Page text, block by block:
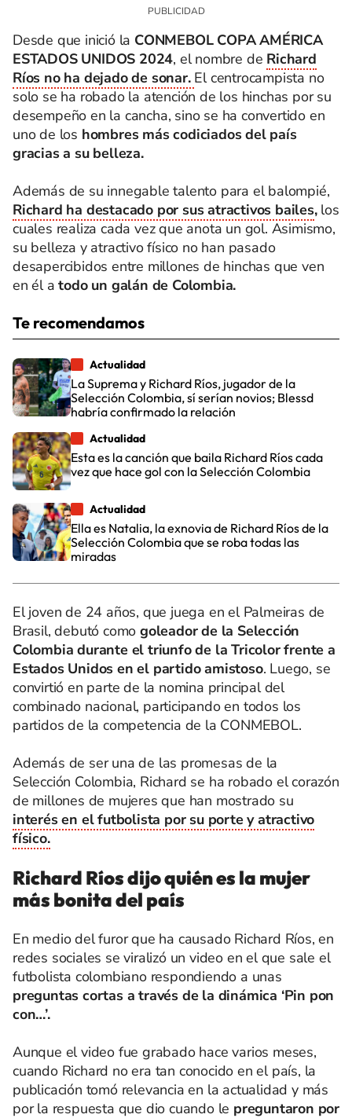
Desde que inició la CONMEBOL COPA AMÉRICA
ESTADOS UNIDOS 2024, el nombre de Richard
Ríos no ha dejado de sonar. El centrocampista no
solo se ha robado la atención de los hinchas por su
desempeño en la cancha, sino se ha convertido en
uno de los hombres más codiciados del país
gracias a su belleza.
Además de su innegable talento para el balompié,
Richard ha destacado por sus atractivos bailes,los
cuales realiza cada vez que anota un gol. Asimismo,
su belleza y atractivo físico no han pasado
desapercibidos entre millones de hinchas que ven
en él atodo un galán de Colombia.
Te recomendamos
Actualidad
La Suprema y Richard Ríos, jugador de la
Selección Colombia, sí serían novios; Blessd
habría confirmado la relación
Actualidad
Esta es la canción que baila Richard Ríos cada
vez que hace gol con la Selección Colombia
Actualidad
Ella es Natalia, la exnovia de Richard Ríos de la
Selección Colombia que se roba todas las
miradas
El joven de 24 años, que juega en el Palmeiras de
Brasil, debutó comogoleador de la Selección
Colombia durante el triunfo de la Tricolor frente a
Estados Unidos en el partido amistoso. Luego, se
convirtió en parte de la nomina principal del
combinado nacional, participando en todos los
partidos de la competencia de la CONMEBOL.
Además de ser una de las promesas de la
Selección Colombia, Richard se ha robado el corazón
de millones de mujeres que han mostrado su
interés en el futbolista por su porte y atractivo
físico.
Richard Ríos dijo quién es la mujer
más bonita del país
En medio del furor que ha causado Richard Ríos, en
redes sociales se viralizó un video en el que sale el
futbolista colombiano respondiendo a unas
preguntas cortas a través de la dinámica ‘Pin pon
con…’.
Aunque el video fue grabado hace varios meses,
cuando Richard no era tan conocido en el país, la
publicación tomó relevancia en la actualidad y más
por la respuesta que dio cuando le preguntaron por